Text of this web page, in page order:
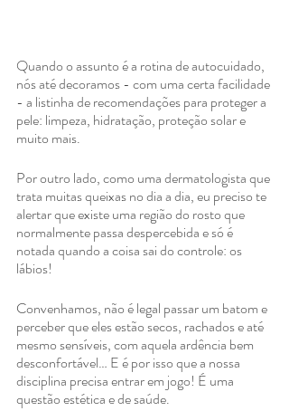
Quando o assunto é a rotina de autocuidado,
nós até decoramos - com uma certa facilidade
- a listinha de recomendações para proteger a
pele: limpeza, hidratação, proteção solar e
muito mais.
Por outro lado, como uma dermatologista que
trata muitas queixas no dia a dia, eu preciso te
alertar que existe uma região do rosto que
normalmente passa despercebida e só é
notada quando a coisa sai do controle: os
lábios!
Convenhamos, não é legal passar um batom e
perceber que eles estão secos, rachados e até
mesmo sensíveis, com aquela ardência bem
desconfortável… E é por isso que a nossa
disciplina precisa entrar em jogo! É uma
questão estética e de saúde.